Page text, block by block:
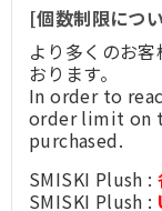
[個数制限につ
より多くのお
おります。
In order to
order limit on
purchased.
SMISKI Plush :
SMISKI Plush :